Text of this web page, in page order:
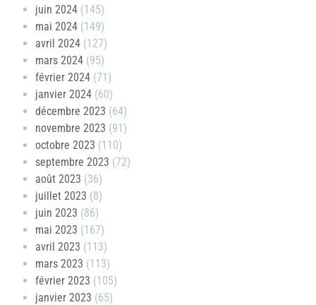
juin 2024 (145)
mai 2024 (149)
avril 2024 (127)
mars 2024 (95)
février 2024 (71)
janvier 2024 (60)
décembre 2023 (64)
novembre 2023 (91)
octobre 2023 (110)
septembre 2023 (72)
août 2023 (36)
juillet 2023 (8)
juin 2023 (86)
mai 2023 (167)
avril 2023 (113)
mars 2023 (113)
février 2023 (105)
janvier 2023 (65)